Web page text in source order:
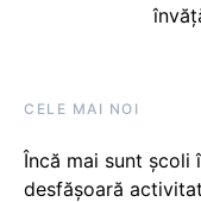
CELE MAI NOI
Încă mai sunt școli
desfășoară